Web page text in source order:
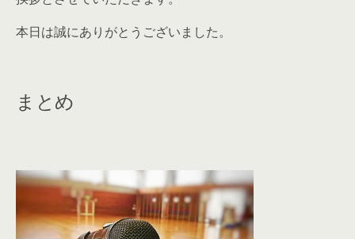
本日は誠にありがとうございました。
まとめ